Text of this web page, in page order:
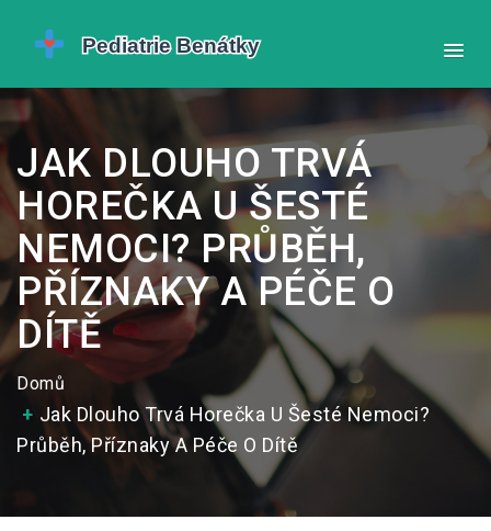
JAK DLOUHO TRVÁ
HOREČKA U ŠESTÉ
NEMOCI? PRŮBĚH,
PŘÍZNAKY A PÉČE O
DÍTĚ
Domů
Jak Dlouho Trvá Horečka U Šesté Nemoci?
Průběh, Příznaky A Péče O Dítě